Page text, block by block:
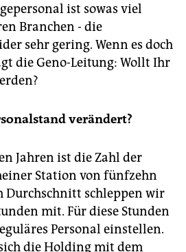
ist sowas viel
Branchen - die
sehr gering. Wenn es doch
die Geno-Leitung: Wollt Ihr
verändert?
Jahren ist die Zahl der
Station von fünfzehn
Durchschnitt schleppen wir
mit. Für diese Stunden
Personal einstellen.
die Holding mit dem